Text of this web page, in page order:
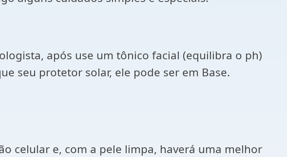
após use um tônico facial (equilibra o ph)
seu protetor solar, ele pode ser em Base.
celular e, com a pele limpa, haverá uma melhor